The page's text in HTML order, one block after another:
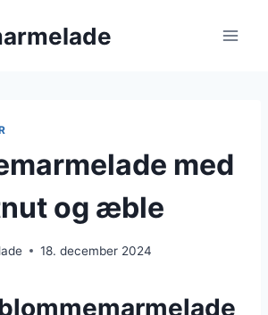
med
og æble
18. december 2024